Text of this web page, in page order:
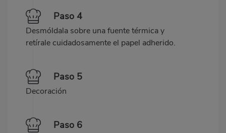
Paso 4
Desmóldala sobre una fuente térmica y
retírale cuidadosamente el papel adherido.
Paso 5
Decoración
Paso 6